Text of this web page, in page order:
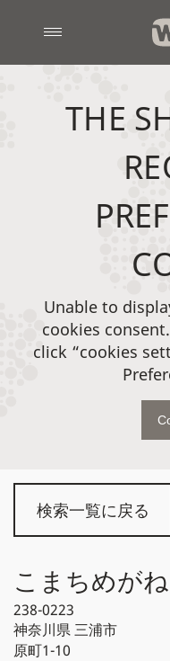
検索一覧に戻る
こまちめが
238-0223
神奈川県三浦市
原町1-10
THE
Unable to
cookies
click “cookies